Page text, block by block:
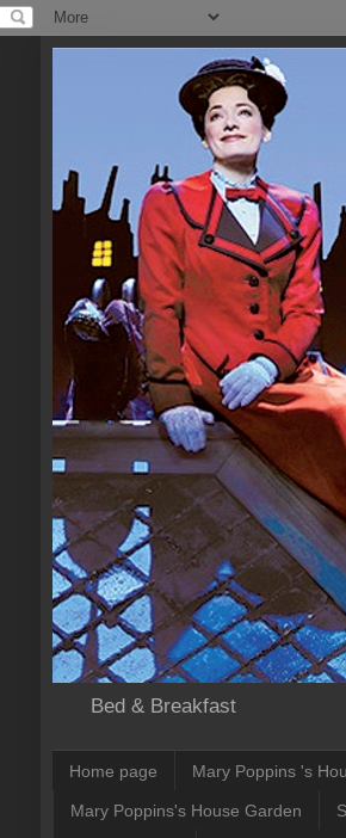
Bed & Breakfast
Home page Mary Poppins 's
Mary Poppins's House Garden